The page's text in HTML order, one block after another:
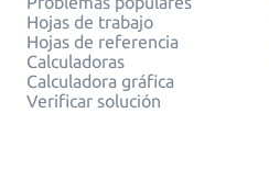
Hojas de trabajo
Hojas de referencia
Calculadoras
Calculadora gráfica
Verificar solución